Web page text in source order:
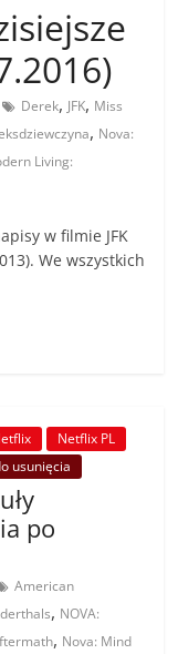
Derek, JFK, Miss
, Nova:
Living:
w filmie JFK
We wszystkich
Netflix PL
usunięcia
po
American
, NOVA:
, Nova: Mind